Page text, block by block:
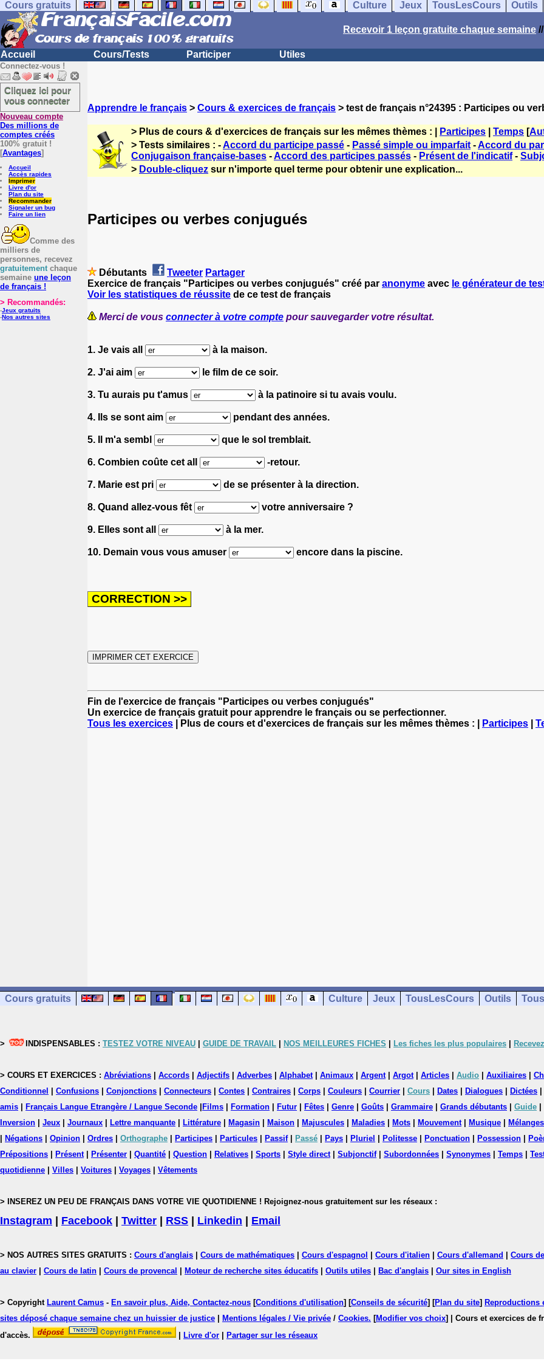
Cours gratuits Culture Jeux TousLesCours Outils
Recevoir 1 leçon gratuite chaque semaine
Accueil Cours/Tests Participer Utiles
Connectez-vous !
Cliquez ici pour
vous connecter
Nouveau compte
Des millions de
comptes créés
100% gratuit !
[Avantages]
Accueil
Accès rapides
Imprimer
Livre d'or
Plan du site
Recommander
Signaler un bug
Faire un lien
Comme des
milliers de
personnes, recevez
gratuitementchaque
semaine une leçon
de français !
> Recommandés:
-Jeux gratuits
-Nos autres sites
Apprendre le français > Cours & exercices de français > test de français n°24395 : Participes ou
> Plus de cours & d'exercices de français sur les mêmes thèmes : | Participes Temps [
> Tests similaires : -Accord du participe passé - Passé simple ou imparfait -Accord du
Conjugaison française-bases -Accord des participes passés - Présent de l'indicatif-
> Double-cliquez sur n'importe quel terme pour obtenir une explication...
Participes ou verbes conjugués
Débutants Tweeter Partager
Exercice de français "Participes ou verbes conjugués" créé par anonyme avec le générateur de
Voir les statistiques de réussite de ce test de français
Merci de vous connecter à votre compte pour sauvegarder votre résultat.
1. Je vais all à la maison.
2. J'ai aim le film de ce soir.
3. Tu aurais pu t'amus à la patinoire si tu avais voulu.
4. Ils se sont aim pendant des années.
5. Il m'a sembl que le sol tremblait.
6. Combien coûte cet all -retour.
7. Marie est pri de se présenter à la direction.
8. Quand allez-vous fêt votre anniversaire ?
9. Elles sont all à la mer.
10. Demain vous vous amuser encore dans la piscine.
Fin de l'exercice de français "Participes ou verbes conjugués"
Un exercice de français gratuit pour apprendre le français ou se perfectionner.
Tous les exercices | Plus de cours et d'exercices de français sur les mêmes thèmes : | Participes
Cours gratuits Culture Jeux TousLesCours Outils
> INDISPENSABLES : TESTEZ VOTRE NIVEAU GUIDE DE TRAVAIL NOS MEILLEURES FICHES Les fiches les plus populaires
> COURS ET EXERCICES : Abréviations Accords Adjectifs Adverbes Alphabet| Animaux Argent| Argot| Articles Audio Auxiliaires
Conditionnel
Confusions Conjonctions Connecteurs Contes Contraires Corps Couleurs Courrier Cours Dates Dialogues Dictées
amis
Français Langue Etrangère / Langue Seconde Films Formation Futur Fêtes Genre Goûts Grammaire Grands débutants Guide
Inversion
Jeux Journaux Lettre manquante Littérature Magasin Maison Majuscules Maladies Mots Mouvement| Musique
Mélanges
Négations Opinion Ordres Orthographe Participes Particules Passif| Passé Pays Pluriel Politesse Ponctuation Possession
Prépositions
Présent| Présenter Quantité Question Relatives Sports Style direct| Subjonctif| Subordonnées Synonymes Temps
quotidienne
Villes Voitures Voyages Vêtements
> INSEREZ UN PEU DE FRANÇAIS DANS VOTRE VIE QUOTIDIENNE ! Rejoignez-nous gratuitement sur les réseaux :
Instagram Facebook Twitter RSS Linkedin Email
> NOS AUTRES SITES GRATUITS : Cours d'anglais Cours de mathématiques Cours d'espagnol Cours d'italien Cours d'allemand
Cours
au clavier
Cours de latin Cours de provencal Moteur de recherche sites éducatifs Outils utiles Bac d'anglais Our sites in English
> Copyright Laurent Camus - En savoir plus, Aide, Contactez-nous [Conditions d'utilisation] [Conseils de sécurité] [Plan du site]
sites déposé chaque semaine chez un huissier de justice
Mentions légales / Vie privée / Cookies. [Modifier vos choix]
| Cours et exercices
d'accès.
Livre d'or Partager sur les réseaux